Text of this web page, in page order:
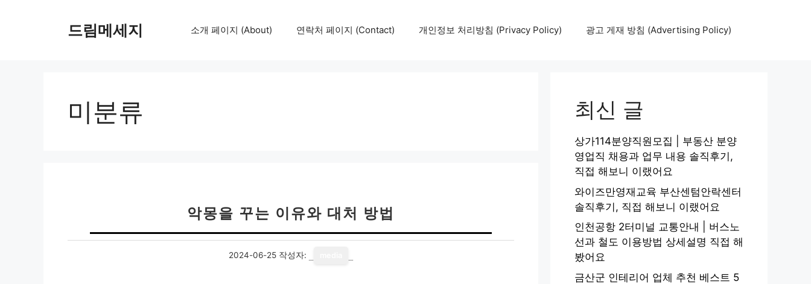
드림메세지 소개 페이지 (About) 연락처 페이지 (Contact) 개인정보 처리방침 (Privacy Policy) 광고 게재 방침 (Advertising Policy)
미분류
악몽을 꾸는 이유와 대처 방법
2024-06-25 작성자:
최신 글
상가114분양직원모집 | 부동산 분양
영업직 채용과 업무 내용 솔직후기,
직접 해보니 이랬어요
와이즈만영재교육 부산센텀안락센터
솔직후기, 직접 해보니 이랬어요
인천공항 2터미널 교통안내 | 버스노
선과 철도 이용방법 상세설명 직접 해
봤어요
금산군 인테리어 업체 추천 베스트 5